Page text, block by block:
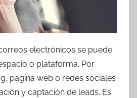
electrónicos se puede
o plataforma. Por
página web o redes sociales
y captación de leads. Es